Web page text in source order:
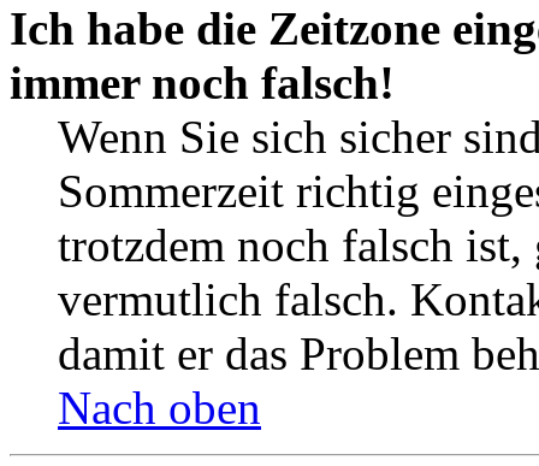
Ich habe die Zeitzone
immer noch falsch!
Wenn Sie sich sicher
Sommerzeit richtig
trotzdem noch falsch ist,
vermutlich falsch.
damit er das Problem
Nach oben